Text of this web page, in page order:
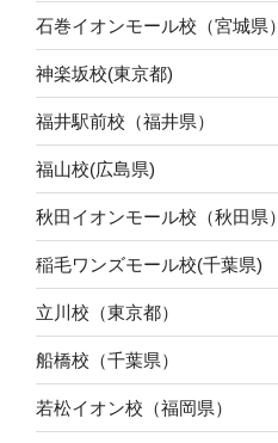
石巻イオンモール校（宮城県）
神楽坂校(東京都)
福井駅前校（福井県）
福山校(広島県)
秋田イオンモール校（秋田県）
稲毛ワンズモール校(千葉県)
立川校（東京都）
船橋校（千葉県）
若松イオン校（福岡県）